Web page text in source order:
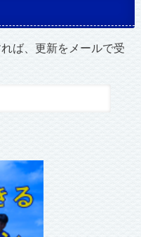
ば、更新をメールで受